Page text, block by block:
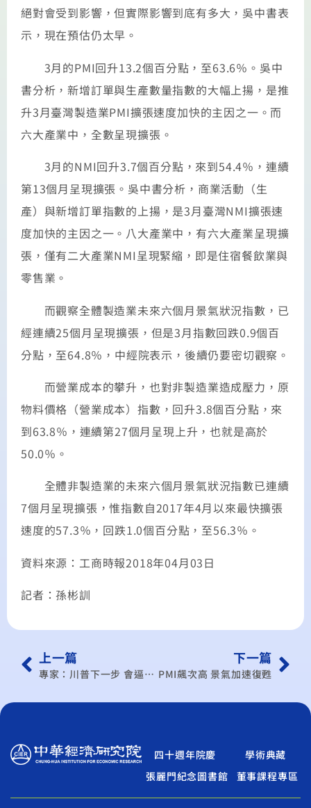
絕對會受到影響，但實際影響到底有多大，吳中書表
示，現在預估仍太早。
3月的PMI回升13.2個百分點，至63.6％。吳中
書分析，新增訂單與生產數量指數的大幅上揚，是推
升3月臺灣製造業PMI擴張速度加快的主因之一。而
六大產業中，全數呈現擴張。
3月的NMI回升3.7個百分點，來到54.4％，連續
第13個月呈現擴張。吳中書分析，商業活動（生
產）與新增訂單指數的上揚，是3月臺灣NMI擴張速
度加快的主因之一。八大產業中，有六大產業呈現擴
張，僅有二大產業NMI呈現緊縮，即是住宿餐飲業與
零售業。
而觀察全體製造業未來六個月景氣狀況指數，已
經連續25個月呈現擴張，但是3月指數回跌0.9個百
分點，至64.8％，中經院表示，後續仍要密切觀察。
而營業成本的攀升，也對非製造業造成壓力，原
物料價格（營業成本）指數，回升3.8個百分點，來
到63.8％，連續第27個月呈現上升，也就是高於
50.0％。
全體非製造業的未來六個月景氣狀況指數已連續
7個月呈現擴張，惟指數自2017年4月以來最快擴張
速度的57.3％，回跌1.0個百分點，至56.3％。
資料來源：工商時報2018年04月03日
記者：孫彬訓
上一篇
專家：川普下一步 會逼中坐下來談
下一篇
PMI飆次高 景氣加速復甦
四十週年院慶
學術典藏
張麗門紀念圖書館
董事課程專區